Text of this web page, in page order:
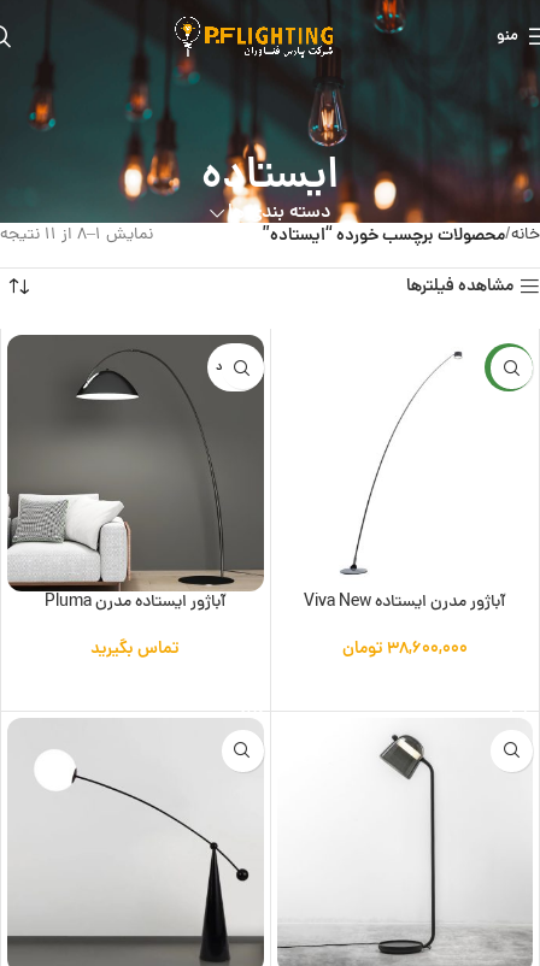
منو
ایستاده
دسته بندی ها
خانه محصولات برچسب خورده “ایستاده” نمایش 1–8 از 11 نتیجه
مشاهده فیلترها
جدید
آباژور مدرن ایستاده Viva New
۳۸,۶۰۰,۰۰۰تومان
ناموجود
آباژور ایستاده مدرن Pluma
تماس بگیرید